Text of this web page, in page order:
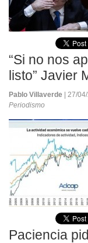
“Si no nos
listo” Javier
Pablo Villaverde
| 27/
Periodismo
Paciencia